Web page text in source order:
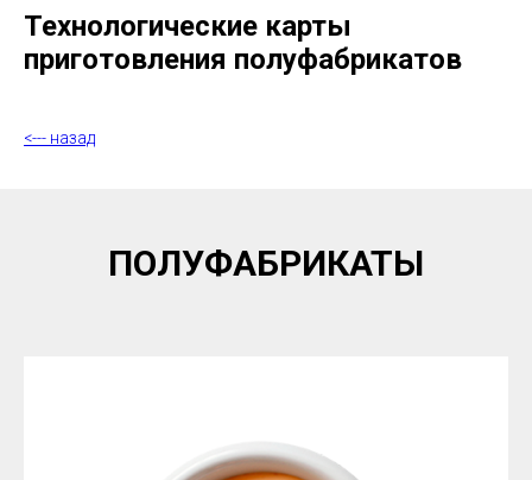
Технологические карты
приготовления полуфабрикатов
<--- назад
ПОЛУФАБРИКАТЫ